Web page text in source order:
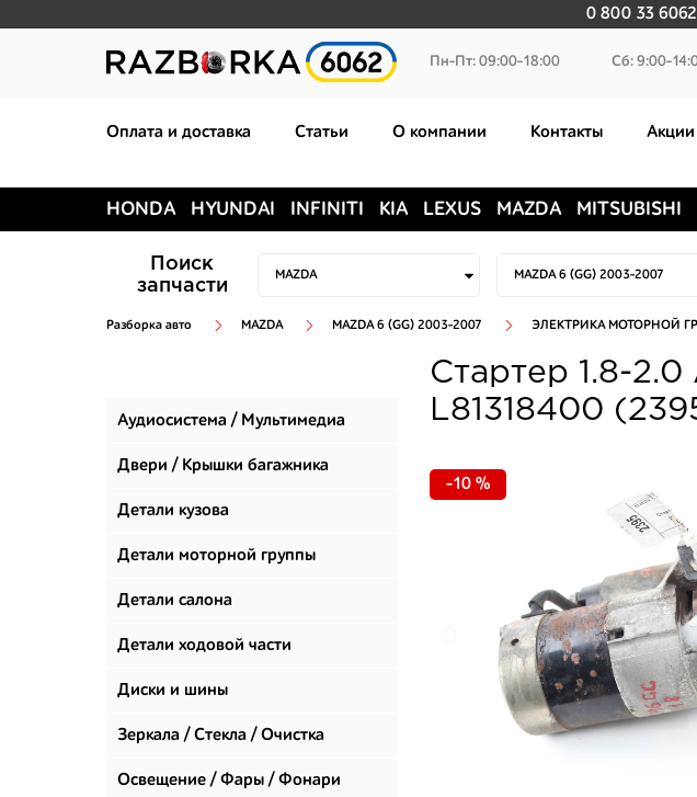
0 800 33 6062
Пн-Пт: 09:00-18:00 Сб: 9:00-
Оплата и доставка Статьи О компании Контакты Акции
HONDA HYUNDAI INFINITI KIA LEXUS MAZDA MITSUBISHI
Поиск
запчасти
Разборка авто MAZDA MAZDA 6 (GG) 2003-2007 ЭЛЕКТРИКА МОТОРНОЙ
Аудиосистема / Мультимедиа
Двери / Крышки багажника
Детали кузова
Детали моторной группы
Детали салона
Детали ходовой части
Диски и шины
Зеркала / Стекла / Очистка
стекол
Освещение / Фары / Фонари
Стартер 1.8-
L81318400
-10 %